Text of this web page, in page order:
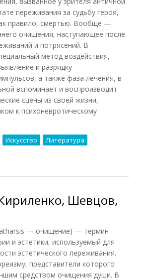
переживания за судьбу героя,
правило, смертью. Вообще —
очищения, наступающее после
и потрясений. В
метод воздействия,
и разрядку
а также фаза лечения, в
вспоминает и воспроизводит
сцены из своей жизни,
к психоневротическому
Искусство Литература
Шевцов,
— очищение) — термин
и эстетики, используемый для
эстетического переживания.
представители которого
средством очищения души. В